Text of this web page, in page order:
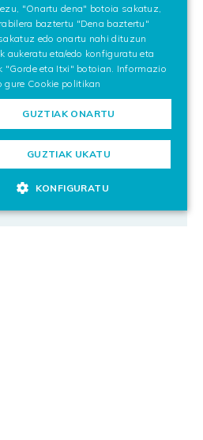
AUTONOMORAKO
IKERTZAILEA
Sebastián
"Onartu dena" botoia sakatuz,
baztertu "Dena baztertu"
edo onartu nahi dituzun
aukeratu eta/edo konfiguratu eta
"Gorde eta Itxi" botoian. Informazio
gure Cookie politikan
GUZTIAK ONARTU
GUZTIAK UKATU
KONFIGURATU